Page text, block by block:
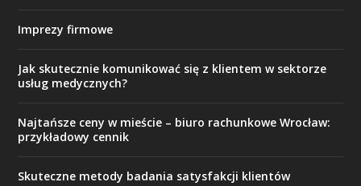
Imprezy firmowe
Jak skutecznie komunikować się z klientem w sektorze
usług medycznych?
Najtańsze ceny w mieście – biuro rachunkowe Wrocław:
przykładowy cennik
Skuteczne metody badania satysfakcji klientów